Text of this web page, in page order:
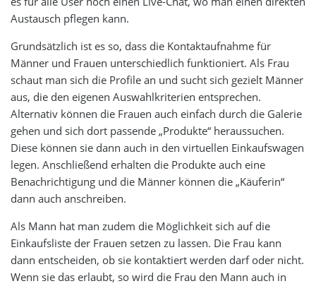
Austausch pflegen kann.
Grundsätzlich ist es so, dass die Kontaktaufnahme für
Männer und Frauen unterschiedlich funktioniert. Als Frau
schaut man sich die Profile an und sucht sich gezielt Männer
aus, die den eigenen Auswahlkriterien entsprechen.
Alternativ können die Frauen auch einfach durch die Galerie
gehen und sich dort passende „Produkte“ heraussuchen.
Diese können sie dann auch in den virtuellen Einkaufswagen
legen. Anschließend erhalten die Produkte auch eine
Benachrichtigung und die Männer können die „Käuferin“
dann auch anschreiben.
Als Mann hat man zudem die Möglichkeit sich auf die
Einkaufsliste der Frauen setzen zu lassen. Die Frau kann
dann entscheiden, ob sie kontaktiert werden darf oder nicht.
Wenn sie das erlaubt, so wird die Frau den Mann auch in